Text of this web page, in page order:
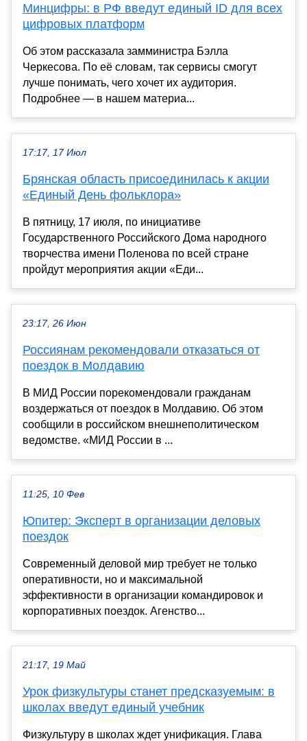
Минцифры: в РФ введут единый ID для всех
цифровых платформ
Об этом рассказала замминистра Бэлла
Черкесова. По её словам, так сервисы смогут
лучше понимать, чего хочет их аудитория.
Подробнее — в нашем материа...
17:17, 17 Июл
Брянская область присоединилась к акции
«Единый День фольклора»
В пятницу, 17 июля, по инициативе
Государственного Российского Дома народного
творчества имени Поленова по всей стране
пройдут мероприятия акции «Еди...
23:17, 26 Июн
Россиянам рекомендовали отказаться от
поездок в Молдавию
В МИД России порекомендовали гражданам
воздержаться от поездок в Молдавию. Об этом
сообщили в российском внешнеполитическом
ведомстве. «МИД России в ...
11:25, 10 Фев
Юпитер: Эксперт в организации деловых
поездок
Современный деловой мир требует не только
оперативности, но и максимальной
эффективности в организации командировок и
корпоративных поездок. Агенство...
21:17, 19 Май
Урок физкультуры станет предсказуемым: в
школах введут единый учебник
Физкультуру в школах ждет унификация. Глава